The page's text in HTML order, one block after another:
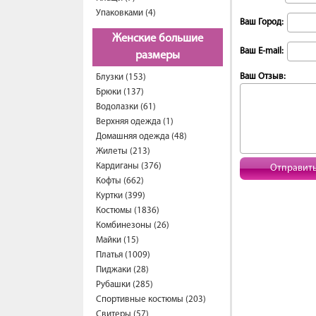
Упаковками (4)
Женские большие
размеры
Блузки (153)
Брюки (137)
Водолазки (61)
Верхняя одежда (1)
Домашняя одежда (48)
Жилеты (213)
Кардиганы (376)
Кофты (662)
Куртки (399)
Костюмы (1836)
Комбинезоны (26)
Майки (15)
Платья (1009)
Пиджаки (28)
Рубашки (285)
Спортивные костюмы (203)
Ваш Город:
Ваш E-mail:
Ваш Отзыв: